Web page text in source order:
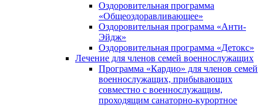
Оздоровительная программа
«Общеоздоравливающее»
Оздоровительная программа «Анти-
Эйдж»
Оздоровительная программа «Детокс»
Лечение для членов семей военнослужащих
Программа «Кардио» для членов семей
военнослужащих, прибывающих
совместно с военнослужащим,
проходящим санаторно-курортное